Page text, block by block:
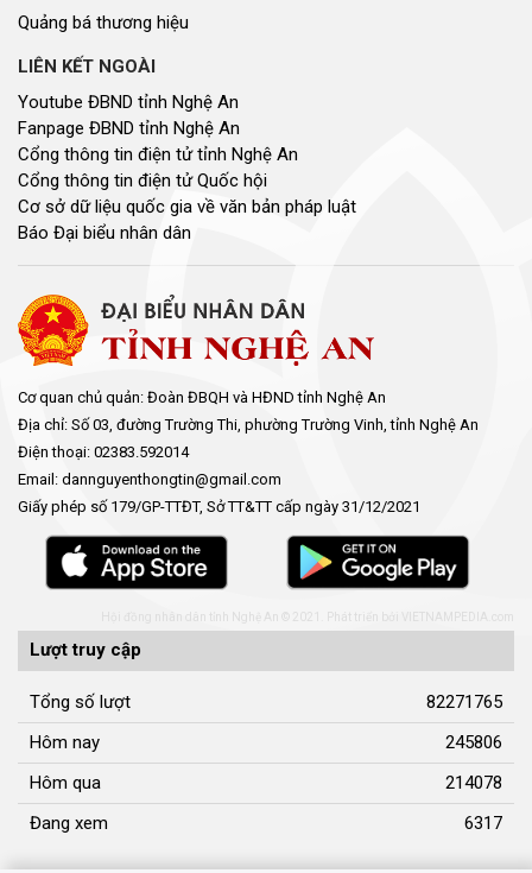
Quảng bá thương hiệu
LIÊN KẾT NGOÀI
Youtube ĐBND tỉnh Nghệ An
Fanpage ĐBND tỉnh Nghệ An
Cổng thông tin điện tử tỉnh Nghệ An
Cổng thông tin điện tử Quốc hội
Cơ sở dữ liệu quốc gia về văn bản pháp luật
Báo Đại biểu nhân dân
Cơ quan chủ quản: Đoàn ĐBQH và HĐND tỉnh Nghệ An
Địa chỉ: Số 03, đường Trường Thi, phường Trường Vinh, tỉnh Nghệ An
Điện thoại: 02383.592014
Email: dannguyenthongtin@gmail.com
Giấy phép số 179/GP-TTĐT, Sở TT&TT cấp ngày 31/12/2021
Hội đồng nhân dân tỉnh Nghệ An © 2021. Phát triển bởi
Lượt truy cập
Tổng số lượt
82271765
Hôm nay
245806
Hôm qua
214078
Đang xem
6317